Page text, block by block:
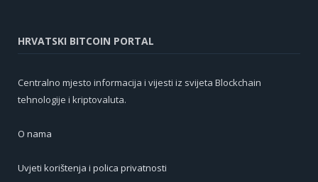
HRVATSKI BITCOIN PORTAL
Centralno mjesto informacija i vijesti iz svijeta Blockchain
tehnologije i kriptovaluta.
O nama
Uvjeti korištenja i polica privatnosti